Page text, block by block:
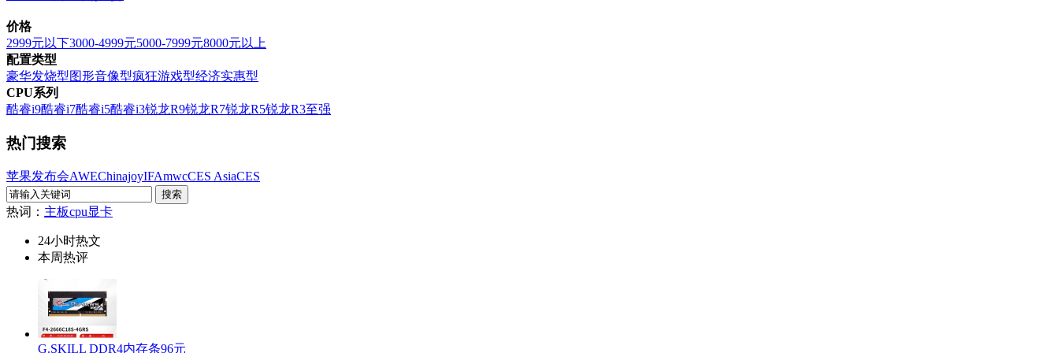
价格
2999元以下3000-4999元5000-7999元8000元以上
配置类型
豪华发烧型图形音像型疯狂游戏型经济实惠型
CPU系列
酷睿i9酷睿i7酷睿i5酷睿i3锐龙R9锐龙R7锐龙R5锐龙R3至强
热门搜索
苹果发布会AWEChinajoyIFAmwcCES AsiaCES
热词： 主板cpu显卡
24小时热文
本周热评
G.SKILL DDR4内存条96元